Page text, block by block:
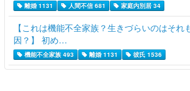
離婚 1131 人間不信 681 家庭内別居 34
【これは機能不全家族？生きづらいのはそれ
因？】 初め…
機能不全家族 493 離婚 1131 彼氏 1536